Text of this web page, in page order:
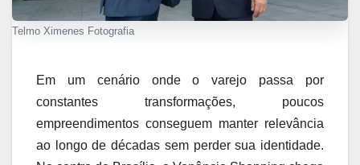
Telmo Ximenes Fotografia
Em um cenário onde o varejo passa por
constantes transformações, poucos
empreendimentos conseguem manter relevância
ao longo de décadas sem perder sua identidade.